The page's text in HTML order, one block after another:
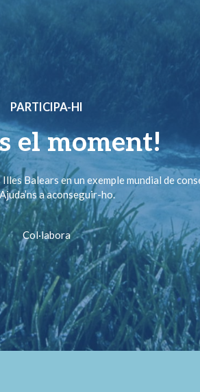
PARTICIPA-HI
el moment!
Balears en un exemple mundial de
a aconseguir-ho.
Col·labora